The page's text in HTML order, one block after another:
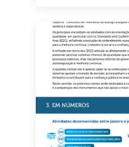
têm comunicado à
mês de agosto,
seus docentes e
se […]